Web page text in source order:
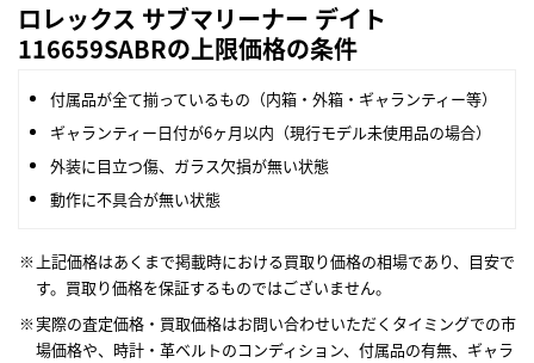
ロレックス サブマリーナー デイト
116659SABRの上限価格の条件
付属品が全て揃っているもの（内箱・外箱・ギャランティー等）
ギャランティー日付が6ヶ月以内（現行モデル未使用品の場合）
外装に目立つ傷、ガラス欠損が無い状態
動作に不具合が無い状態
上記価格はあくまで掲載時における買取り価格の相場であり、目安で
す。買取り価格を保証するものではございません。
実際の査定価格・買取価格はお問い合わせいただくタイミングでの市
場価格や、時計・革ベルトのコンディション、付属品の有無、ギャラ